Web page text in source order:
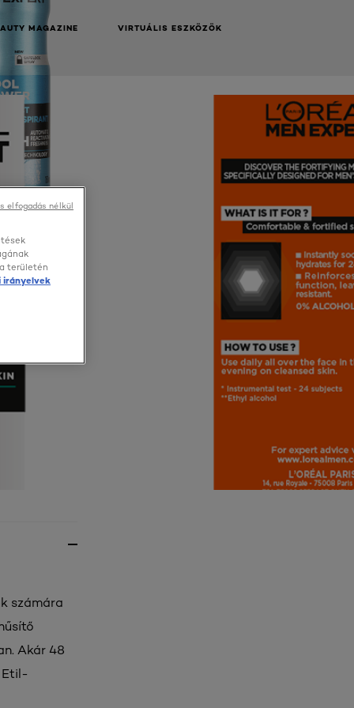
MAGAZINE VIRTUÁLIS ESZKÖZÖK
NEXT CARD
számára
Akár 48
Etil-
területén
irányelvek
elfogadás nélkül